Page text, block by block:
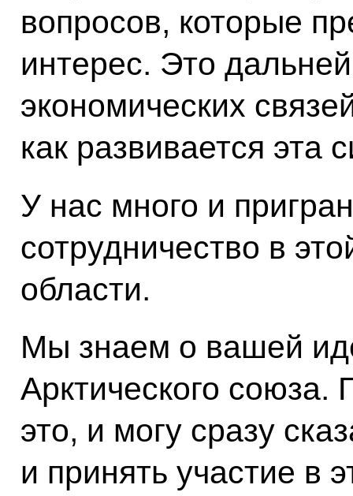
вопросов, которые
интерес. Это
экономических
как развивается эта
У нас много и
сотрудничество в
области.
Мы знаем о вашей
Арктического союза.
это, и могу сразу
и принять участие в